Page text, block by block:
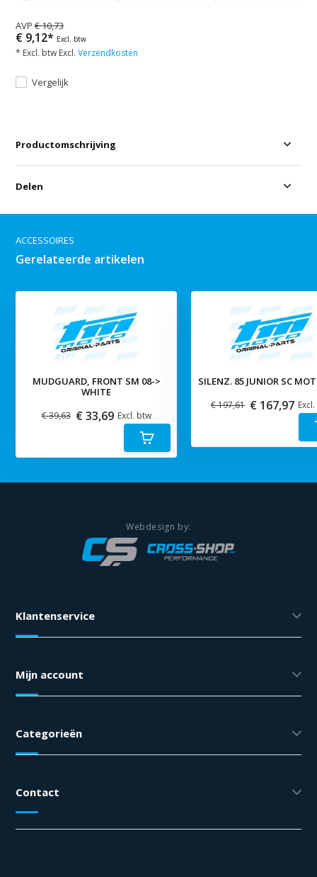
AVP€ 10,73
€ 9,12* Excl. btw
* Excl. btw Excl.Verzendkosten
Vergelijk
Productomschrijving
Delen
ACCESSOIRES
Gerelateerde artikelen
MUDGUARD, FRONT SM 08->
WHITE
€ 39,63 € 33,69 Excl. btw
SILENZ. 85 JUNIOR SC
€ 197,61 € 167,97
Klantenservice
Mijn account
Categorieën
Contact